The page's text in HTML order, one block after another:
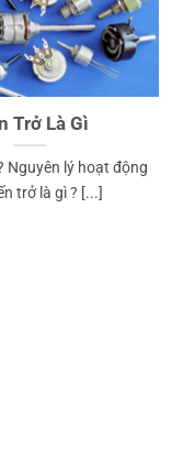
Trở Là Gì
Nguyên lý hoạt động
trở là gì ? [...]